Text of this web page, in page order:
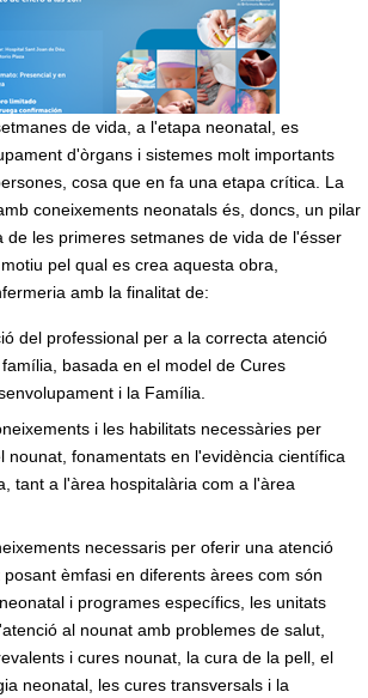
de vida, a l'etapa neonatal, es
d'òrgans i sistemes molt importants
cosa que en fa una etapa crítica. La
coneixements neonatals és, doncs, un pilar
de les primeres setmanes de vida de l'ésser
pel qual es crea aquesta obra,
amb la finalitat de:
del professional per a la correcta atenció
basada en el model de Cures
i la Família.
i les habilitats necessàries per
nounat, fonamentats en l'evidència científica
tant a l'àrea hospitalària com a l'àrea
necessaris per oferir una atenció
èmfasi en diferents àrees com són
i programes específics, les unitats
al nounat amb problemes de salut,
i cures nounat, la cura de la pell, el
neonatal, les cures transversals i la